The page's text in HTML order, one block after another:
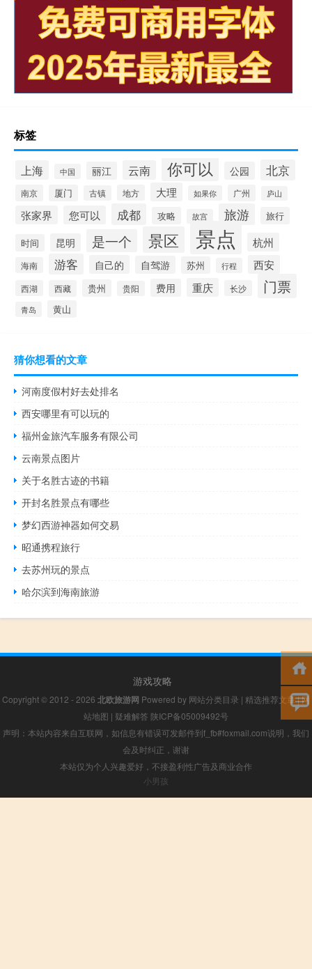
标签
上海 中国 丽江 云南 你可以 公园 北京
南京 厦门 古镇 地方 大理 如果你 广州 庐山
张家界 您可以 成都 攻略 故宫 旅游 旅行
时间 昆明 是一个 景区 景点 杭州
海南 游客 自己的 自驾游 苏州 行程 西安
西湖 西藏 贵州 贵阳 费用 重庆 长沙 门票
青岛 黄山
猜你想看的文章
河南度假村好去处排名
西安哪里有可以玩的
福州金旅汽车服务有限公司
云南景点图片
关于名胜古迹的书籍
开封名胜景点有哪些
梦幻西游神器如何交易
昭通携程旅行
去苏州玩的景点
哈尔滨到海南旅游
游戏攻略
Copyright © 2012 - 2026 北欧旅游网 Powered by 网站分类目录 | 精选推荐文章|网
站地图 | 疑难解答 陕ICP备05009492号
声明：本站内容来自互联网，如信息有错误可发邮件到f_fb#foxmail.com说明，我们
会及时纠正，谢谢
本站仅为个人兴趣爱好，不接盈利性广告及商业合作
小男孩